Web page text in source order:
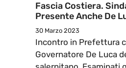
Fascia Costiera.
Presente Anche De
30 Marzo 2023
Incontro in Prefettura
Governatore De Luca